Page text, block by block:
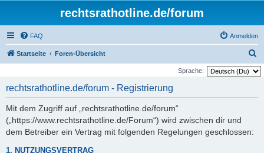
rechtsrathotline.de/forum
FAQ Anmelden
Startseite Foren-Übersicht
u
Sprache:
rechtsrathotline.de/forum - Registrierung
Mit dem Zugriff auf „rechtsrathotline.de/forum“
(„https://www.rechtsrathotline.de/Forum“) wird zwischen dir und
dem Betreiber ein Vertrag mit folgenden Regelungen geschlossen:
1. NUTZUNGSVERTRAG